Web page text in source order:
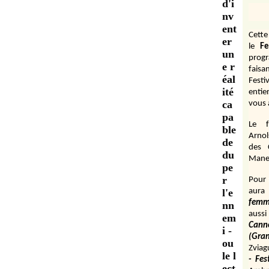
d'i
nv
ent
er
un
e r
éal
ité
ca
pa
ble
de
du
pe
r
l'e
nn
em
i -
ou
le l
le
vous
Le
des
Pour
aura
aussi
-